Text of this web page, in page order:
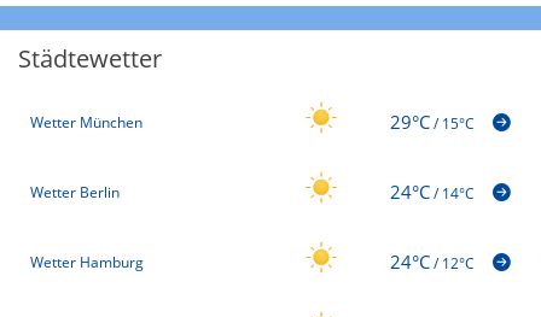
Städtewetter
Wetter München 29°C/15°C
Wetter Berlin 24°C/14°C
Wetter Hamburg 24°C/12°C